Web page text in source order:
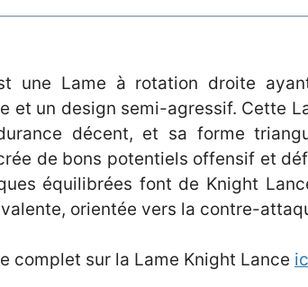
une Lame à rotation droite
et un design semi-agressif. Cette
décent, et sa forme
de bons potentiels offensif et
équilibrées font de Knight
orientée vers la contre-
complet sur la Lame Knight Lance